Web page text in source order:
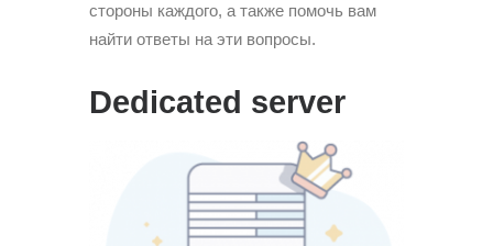
стороны каждого, а также помочь вам
найти ответы на эти вопросы.
Dedicated server